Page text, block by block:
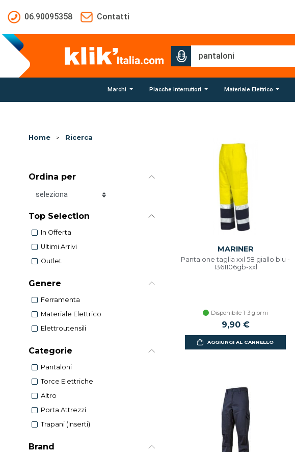
06.90095358
Contatti
Marchi Placche Interruttori Materiale Elettrico
Home > Ricerca
Ordina per
Ordina per
Top Selection
In Offerta
Ultimi Arrivi
Outlet
Genere
Ferramenta
Materiale Elettrico
Elettroutensili
Categorie
Pantaloni
Torce Elettriche
Altro
Porta Attrezzi
Trapani (inserti)
Brand
MARINER
Pantalone taglia xxl 58 giallo blu -
1361106gb-xxl
Disponibile 1-3 giorni
9,90 €
AGGIUNGI AL CARRELLO